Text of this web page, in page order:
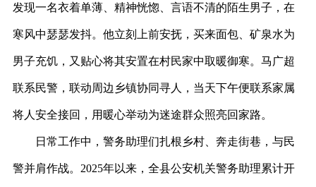
发现一名衣着单薄、精神恍惚、言语不清的陌生男子，在
寒风中瑟瑟发抖。他立刻上前安抚，买来面包、矿泉水为
男子充饥，又贴心将其安置在村民家中取暖御寒。马广超
联系民警，联动周边乡镇协同寻人，当天下午便联系家属
将人安全接回，用暖心举动为迷途群众照亮回家路。
日常工作中，警务助理们扎根乡村、奔走街巷，与民
警并肩作战。 2025年以来，全县公安机关警务助理累计开